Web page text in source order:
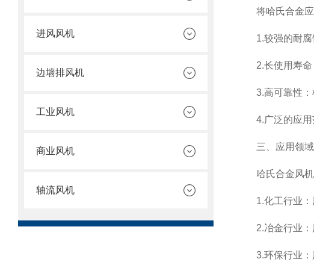
进风风机
边墙排风机
工业风机
商业风机
轴流风机
将哈氏合金应
1.较强的耐腐蚀
2.长使用寿命：
3.高可靠性：机
4.广泛的应用范
三、应用领域
哈氏合金风机
1.化工行业：用
2.冶金行业：
3.环保行业：用